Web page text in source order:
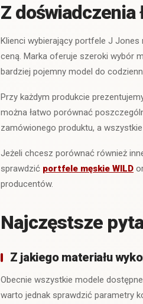
Z doświadczenia
Klienci wybierający portfele J
ceną. Marka oferuje szeroki wybór
bardziej pojemny model do
Przy każdym produkcie
można łatwo porównać
zamówionego produktu, a
Jeżeli chcesz porównać również
sprawdzić portfele męskie WILD
producentów.
Najczęstsze
Z jakiego materiału
Obecnie wszystkie modele
warto jednak sprawdzić parametry